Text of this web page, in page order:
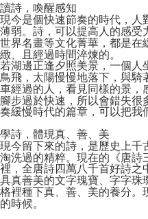
讀詩，喚醒感知
現今是個快速節奏的時代，人
薄弱。詩，可以提高人的感受
世界名畫等文化菁華，都是在
緻、且經過時間淬煉的。
若湖邊正逢夕照美景，一個人
鳥飛，太陽慢慢地落下，與
車經過的人，看見同樣的景，
腳步過於快速，所以會錯失
奏緩慢時代的篇章，可以把我
學詩，體現真、善、美
現今留下來的詩，是歷史上千
淘洗過的精粹。現在的《唐詩
裡，全唐詩四萬八千首好詩之
具真善美的文字瑰寶、字字珠
格裡種下真、善、美的養分。
的時候。